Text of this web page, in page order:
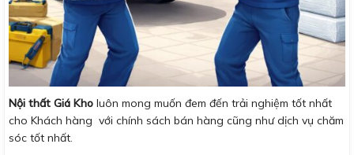
Nội thất Giá Kho luôn mong muốn đem đến trải nghiệm tốt nhất
cho Khách hàng với chính sách bán hàng cũng như dịch vụ chăm
sóc tốt nhất.